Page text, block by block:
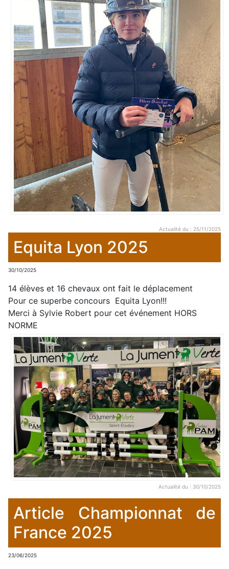
Actualité du : 25/11/2025
Equita Lyon 2025
30/10/2025
14 élèves et 16 chevaux ont fait le déplacement
Pour ce superbe concours Equita Lyon!!!
Merci à Sylvie Robert pour cet événement HORS
NORME
Actualité du : 30/10/2025
Article Championnat de
France 2025
23/06/2025